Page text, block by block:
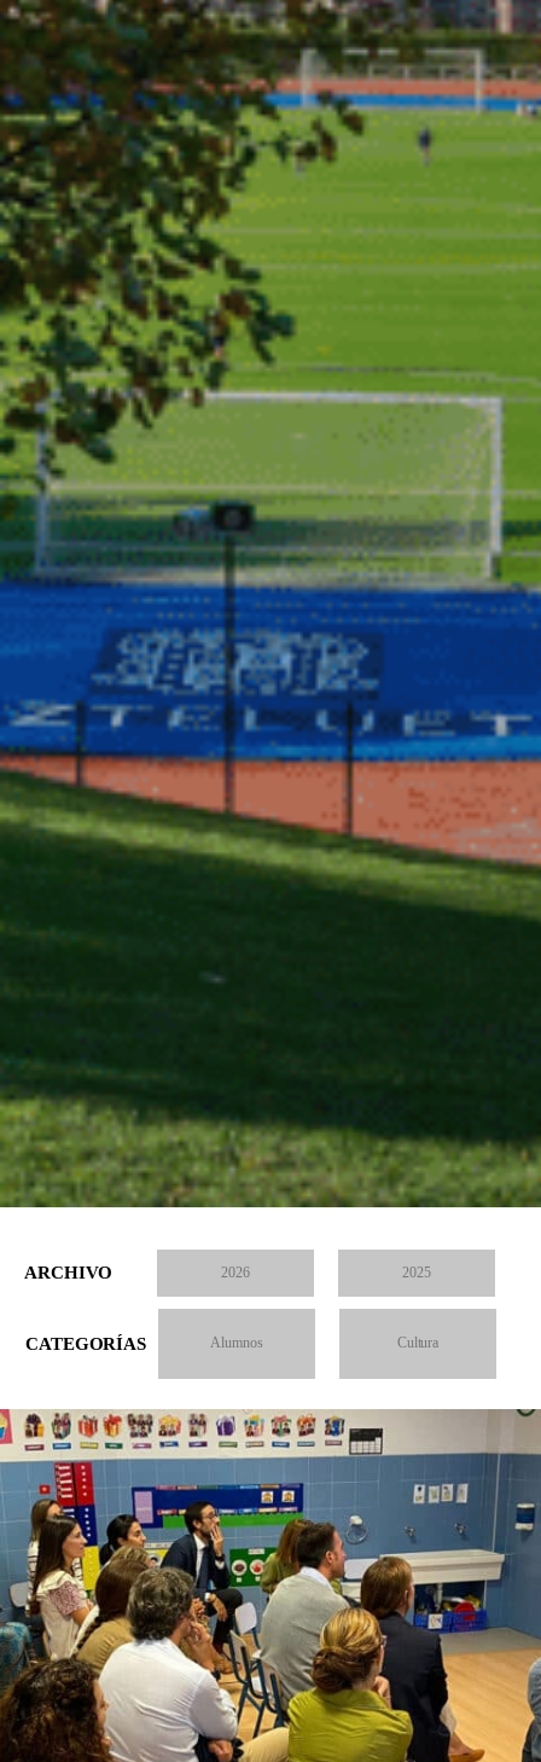
ARCHIVO 2026 2025
CATEGORÍAS Alumnos Cultura